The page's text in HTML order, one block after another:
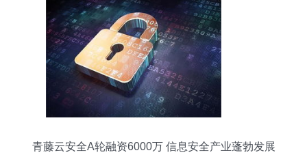
青藤云安全A轮融资6000万 信息安全产业蓬勃发展